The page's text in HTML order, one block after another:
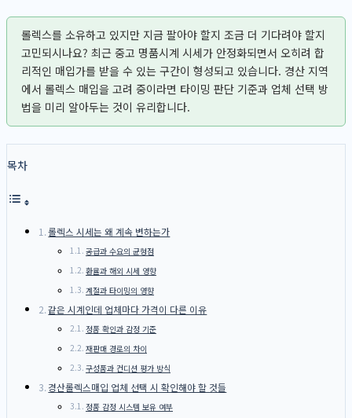
롤렉스를 소유하고 있지만 지금 팔아야 할지 조금 더 기다려야 할지
고민되시나요? 최근 중고 명품시계 시세가 안정화되면서 오히려 합
리적인 매입가를 받을 수 있는 구간이 형성되고 있습니다. 경산 지역
에서 롤렉스 매입을 고려 중이라면 타이밍 판단 기준과 업체 선택 방
법을 미리 알아두는 것이 유리합니다.
목차
롤렉스 시세는 왜 계속 변하는가
공급과 수요의 균형점
환율과 해외 시세 영향
계절과 타이밍의 영향
같은 시계인데 업체마다 가격이 다른 이유
정품 확인과 감정 기준
재판매 경로의 차이
구성품과 컨디션 평가 방식
경산롤렉스매입 업체 선택 시 확인해야 할 것들
정품 감정 시스템 보유 여부